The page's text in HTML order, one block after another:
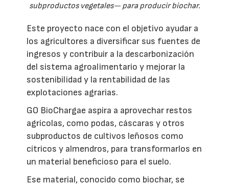
subproductos vegetales— para producir biochar.
Este proyecto nace con el objetivo ayudar a
los agricultores a diversificar sus fuentes de
ingresos y contribuir a la descarbonización
del sistema agroalimentario y mejorar la
sostenibilidad y la rentabilidad de las
explotaciones agrarias.
GO BioChargae aspira a aprovechar restos
agrícolas, como podas, cáscaras y otros
subproductos de cultivos leñosos como
cítricos y almendros, para transformarlos en
un material beneficioso para el suelo.
Ese material, conocido como biochar, se